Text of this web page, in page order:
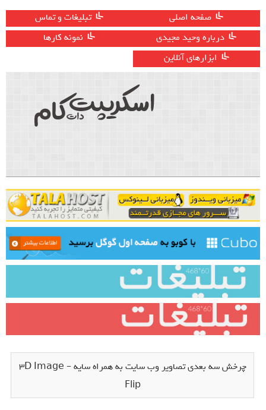
صفحه اصلی
تبلیغات و تماس
درباره وحید مجیدی
نمونه کارها
ابزارهای آنلاین
چرخش سه بعدی تصاویر وب سایت به همراه سایه – 3D Image
Flip